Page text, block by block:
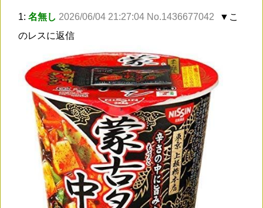
1: 名無し 2026/06/04 21:27:04 No.1436677042
▼こ
のレスに返信